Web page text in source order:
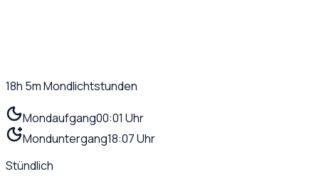
18h 5mMondlichtstunden
Mondaufgang00:01 Uhr
Monduntergang18:07 Uhr
Stündlich